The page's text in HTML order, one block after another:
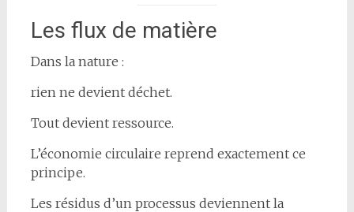
Les flux de matière
Dans la nature :
rien ne devient déchet.
Tout devient ressource.
L’économie circulaire reprend exactement ce
principe.
Les résidus d’un processus deviennent la